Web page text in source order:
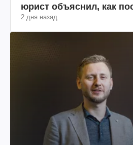
юрист объяснил, как
2 дня назад